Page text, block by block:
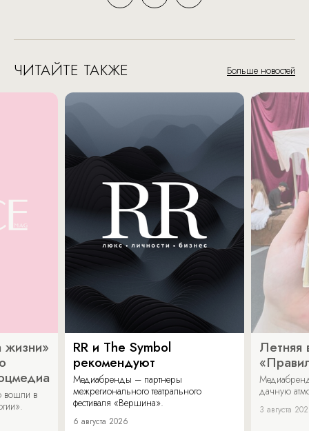
ЧИТАЙТЕ ТАКЖЕ Больше новостей
жизни»
вошли в
RR и The Symbol
рекомендуют
Медиабренды – партнеры
межрегионального театрального
фестиваля «Вершина».
6 августа 2026
Летняя
дачную
3 августа